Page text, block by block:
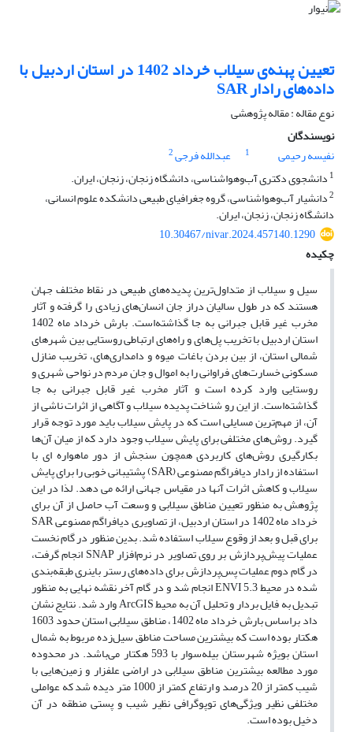
تعیین پهنه‌ی سیلاب خرداد 1402 در استان اردبیل با
داده‌های رادار SAR
نوع مقاله : مقاله پژوهشی
نویسندگان
نفیسه رحیمی
1 عبدالله فرجی2
1 دانشجوی دکتری آب‌وهواشناسی، دانشگاه زنجان، زنجان، ایران.
2دانشیار آب‌وهواشناسی، گروه جغرافیای طبیعی دانشکده علوم انسانی،
دانشگاه زنجان، زنجان، ایران.
10.30467/nivar.2024.457140.1290
چکیده
سیل و سیلاب از متداول‌ترین پدیده‌های طبیعی در نقاط مختلف جهان
هستند که در طول سالیان دراز جان انسان‌های زیادی را گرفته‌ و آثار
مخرب غیر قابل جبرانی به جا گذاشته‌است. بارش خرداد ماه 1402
استان اردبیل با تخریب پل‌های و راه‌های ارتباطی روستایی بین شهرهای
شمالی استان، از بین بردن باغات میوه و دامداری‌های، تخریب منازل
مسکونی خسارت‌های فراوانی را به اموال و جان مردم در نواحی شهری و
روستایی وارد کرده است و آثار مخرب غیر قابل جبرانی به جا
گذاشته‌است. از این رو شناخت پدیده سیلاب و آگاهی از اثرات ناشی از
آن، از مهم‌ترین مسایلی است که در پایش سیلاب باید مورد توجه قرار
گیرد. روش‌های مختلفی برای پایش سیلاب وجود دارد که از میان آن‌ها
بکارگیری روش‌های کاربردی همچون سنجش از دور ماهواره ای با
استفاده از رادار دیافراگم مصنوعی (SAR) پشتیبانی خوبی را برای پایش
سیلاب و کاهش اثرات آنها در مقیاس جهانی ارائه می دهد. لذا در این
پژوهش به منظور تعیین مناطق سیلابی و وسعت آب حاصل از آن برای
خرداد ماه 1402 در استان اردبیل، از تصاویری دیافراگم مصنوعی SAR
برای قبل و بعد از وقوع سیلاب استفاده شد. بدین منظور در گام نخست
عملیات پیش‌پردازش بر روی تصاویر در نرم‌افزار SNAP انجام گرفت،
در گام دوم عملیات پس‌پردازش برای داده‌های رستر باینری طبقه‌بندی
شده در محیط ENVI 5.3 انجام شد و در گام آخر نقشه نهایی به منظور
تبدیل به فایل بردار و تحلیل آن به محیط ArcGIS وارد شد. نتایج نشان
داد براساس بارش خرداد ماه 1402، مناطق سیلابی استان حدود 1603
هکتار بوده است که بیشترین مساحت مناطق سیل‌زده مربوط به شمال
استان بویژه شهرستان بیله‌سوار با 593 هکتار می‌باشد. در محدوده
مورد مطالعه بیشترین مناطق سیلابی در اراضی علفزار و زمین‌هایی با
شیب کمتر از 20 درصد و ارتفاع کمتر از 1000 متر دیده شد که عواملی
مختلفی نظیر ویژگی‌های توپوگرافی نظیر شیب و پستی منطقه در آن
دخیل بوده است.